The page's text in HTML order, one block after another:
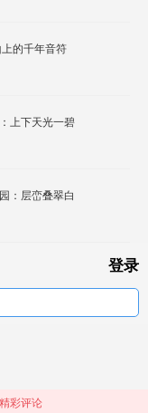
的千年音符
上下天光一碧
：层峦叠翠白
登录
彩评论